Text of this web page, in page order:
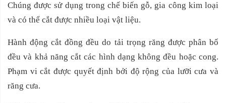
Chúng được sử dụng trong chế biến gỗ, gia công kim loại
và có thể cắt được nhiều loại vật liệu.
Hành động cắt đồng đều do tải trọng răng được phân bố
đều và khả năng cắt các hình dạng không đều hoặc cong.
Phạm vi cắt được quyết định bởi độ rộng của lưỡi cưa và
răng cưa.